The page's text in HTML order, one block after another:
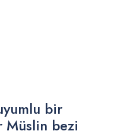
bir
bezi